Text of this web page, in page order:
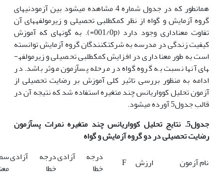
همان­طور که در جدول شماره 4 مشاهده می­شود بین آزمودنی­های
گروه آزمایش و گواه از نظر کمک­طلبی تحصیلی و زیرمولفه­های آن
تفاوت معناداری وجود دارد (001/0p=). به گونه­ای که آموزش
کیفیت زندگی در مدرسه به شرکت­کنندگان گروه آزمایش توانسته
است به طور معناداری در افزایش کمک­طلبی تحصیلی و زیرمولفه­
های آن­ها نسبت به گروه گواه در مرحله­ پس­آزمون موثر باشد. در
ادامه به منظور بررسی تاثیر کلی آموزش بر رضایت تحصیلی از
آزمون تحلیل کوواریانس چند متغیره استفاده شد که نتیجه آن در
قالب جدول5 آورده می­شود.
جدول5. نتای
ج تحلیل کوواریانس چند متغیره نمرات پس­آزمون
رضایت تحصیلی در دو گروه آزمایش و گواه
نام آزمون
ارزش F
درجه آزادی
خطا
درجه آزادی
خطا